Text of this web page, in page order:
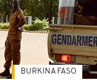
BURKINA FASO